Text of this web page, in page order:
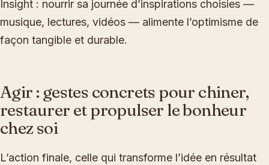
Insight : nourrir sa journée d’inspirations choisies —
musique, lectures, vidéos — alimente l’optimisme de
façon tangible et durable.
Agir : gestes concrets pour chiner,
restaurer et propulser le bonheur
chez soi
L’action finale, celle qui transforme l’idée en résultat